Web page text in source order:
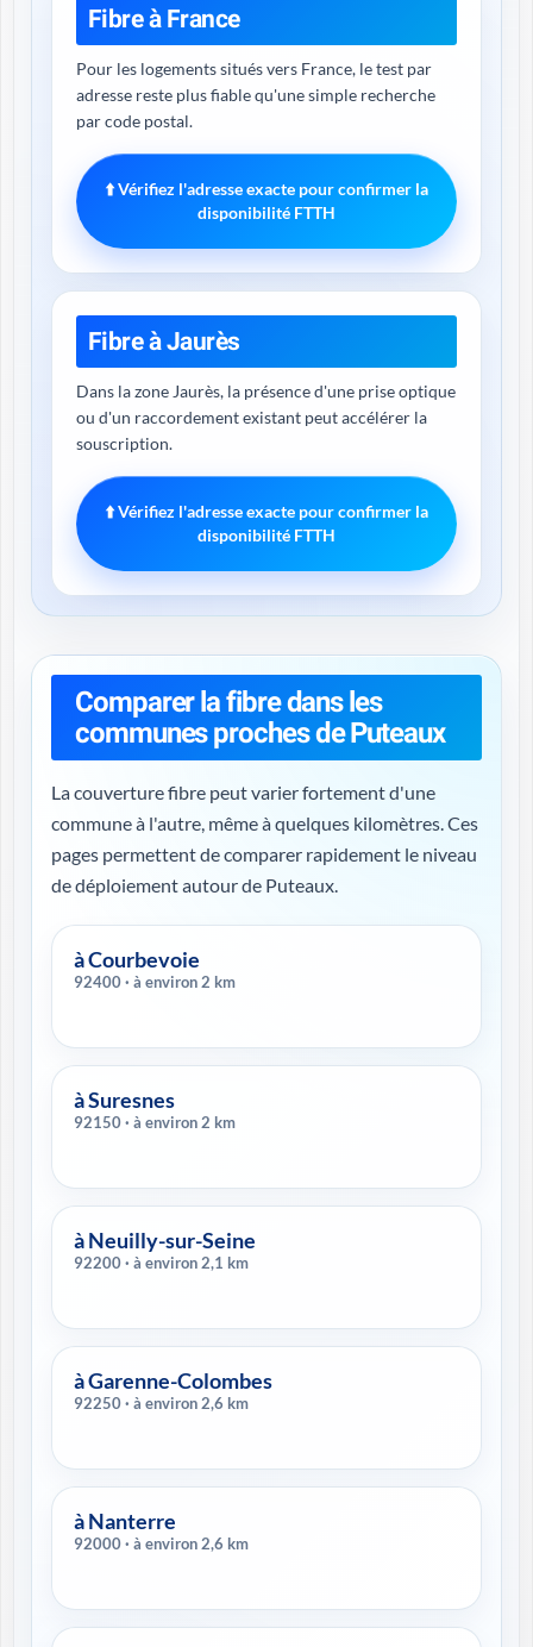
Fibre à France
Pour les logements situés vers France, le test par
adresse reste plus fiable qu'une simple recherche
par code postal.
⬆️ Vérifiez l'adresse exacte pour confirmer la
disponibilité FTTH
Fibre à Jaurès
Dans la zone Jaurès, la présence d'une prise optique
ou d'un raccordement existant peut accélérer la
souscription.
⬆️ Vérifiez l'adresse exacte pour confirmer la
disponibilité FTTH
Comparer la fibre dans les
communes proches de Puteaux
La couverture fibre peut varier fortement d'une
commune à l'autre, même à quelques kilomètres. Ces
pages permettent de comparer rapidement le niveau
de déploiement autour de Puteaux.
à Courbevoie
92400 · à environ 2 km
à Suresnes
92150 · à environ 2 km
à Neuilly-sur-Seine
92200 · à environ 2,1 km
à Garenne-Colombes
92250 · à environ 2,6 km
à Nanterre
92000 · à environ 2,6 km